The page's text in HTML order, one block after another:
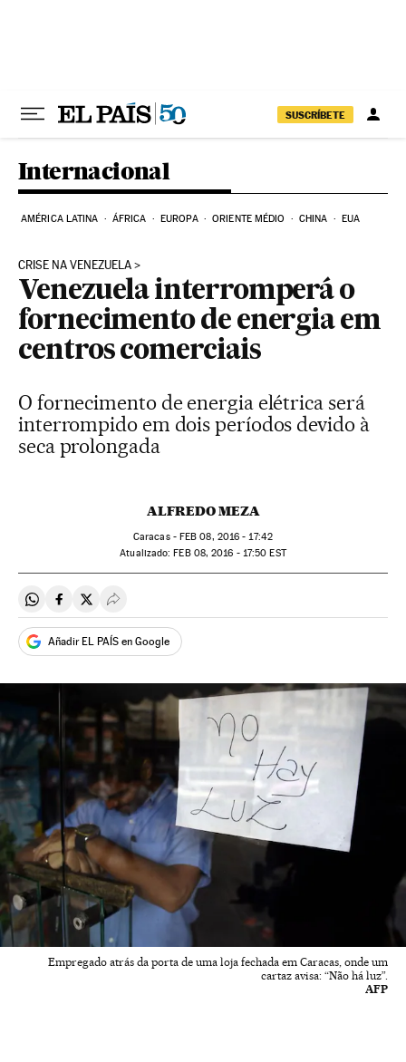
SUSCRÍBETE
Internacional
AMÉRICA LATINA ÁFRICA EUROPA ORIENTE MÉDIO CHINA EUA
CRISE NA VENEZUELA
Venezuela interromperá o
fornecimento de energia em
centros comerciais
O fornecimento de energia elétrica será
interrompido em dois períodos devido à
seca prolongada
ALFREDO MEZA
Caracas - FEB 08, 2016 - 17:42
atualizado: FEB08, 2016 - 17:50 EST
Compartir en Whatsapp
Compartir en Facebook
Compartir en Twitter
Desplegar Redes Sociales
Añadir EL PAÍS en Google
Empregado atrás da porta de uma loja fechada em Caracas, onde um
cartaz avisa: “Não há luz”.
AFP